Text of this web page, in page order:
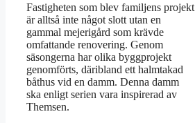
Fastigheten som blev familjens projekt
är alltså inte något slott utan en
gammal mejerigård som krävde
omfattande renovering. Genom
säsongerna har olika byggprojekt
genomförts, däribland ett halmtakad
båthus vid en damm. Denna damm
ska enligt serien vara inspirerad av
Themsen.